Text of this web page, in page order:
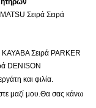
Σειρά Σειρά
Σειρά PARKER
DENISON
και φιλία.
μαζί μου.Θα σας κάνω